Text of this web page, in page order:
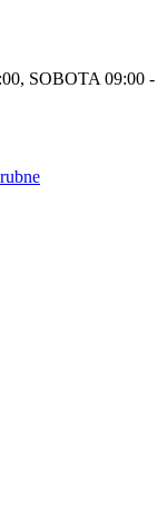
SOBOTA 09:00 -